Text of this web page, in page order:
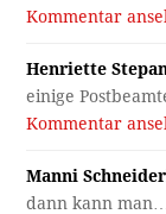
Kommentar
Henriette
einige
Kommentar
Manni
dann kann man…